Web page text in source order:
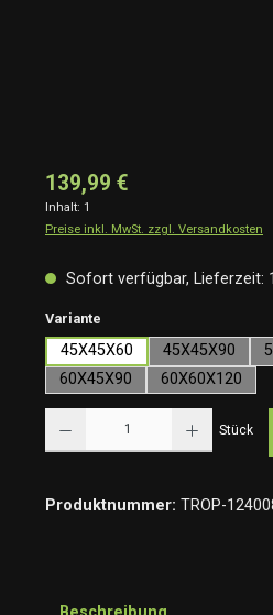
139,99 €
Inhalt: 1
Preise inkl. MwSt. zzgl. Versandkosten
Sofort verfügbar, Lieferzeit:
Variante
45X45X60 45X45X90
60X45X90
60X60X120
Stück
Produktnummer: TROP-